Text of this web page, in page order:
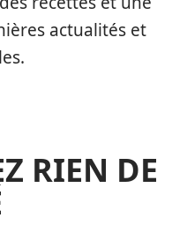
actualités et
RIEN DE